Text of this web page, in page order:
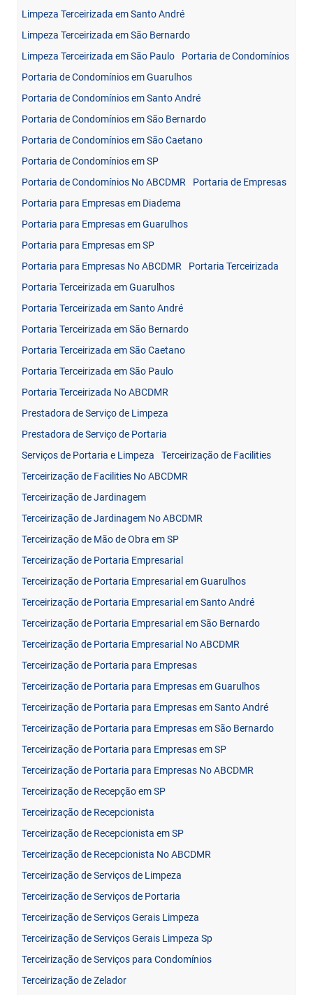
Limpeza Terceirizada em Santo André
Limpeza Terceirizada em São Bernardo
Limpeza Terceirizada em São Paulo
Portaria de Condomínios
Portaria de Condomínios em Guarulhos
Portaria de Condomínios em Santo André
Portaria de Condomínios em São Bernardo
Portaria de Condomínios em São Caetano
Portaria de Condomínios em SP
Portaria de Condomínios No ABCDMR
Portaria de Empresas
Portaria para Empresas em Diadema
Portaria para Empresas em Guarulhos
Portaria para Empresas em SP
Portaria para Empresas No ABCDMR
Portaria Terceirizada
Portaria Terceirizada em Guarulhos
Portaria Terceirizada em Santo André
Portaria Terceirizada em São Bernardo
Portaria Terceirizada em São Caetano
Portaria Terceirizada em São Paulo
Portaria Terceirizada No ABCDMR
Prestadora de Serviço de Limpeza
Prestadora de Serviço de Portaria
Serviços de Portaria e Limpeza
Terceirização de Facilities
Terceirização de Facilities No ABCDMR
Terceirização de Jardinagem
Terceirização de Jardinagem No ABCDMR
Terceirização de Mão de Obra em SP
Terceirização de Portaria Empresarial
Terceirização de Portaria Empresarial em Guarulhos
Terceirização de Portaria Empresarial em Santo André
Terceirização de Portaria Empresarial em São Bernardo
Terceirização de Portaria Empresarial No ABCDMR
Terceirização de Portaria para Empresas
Terceirização de Portaria para Empresas em Guarulhos
Terceirização de Portaria para Empresas em Santo André
Terceirização de Portaria para Empresas em São Bernardo
Terceirização de Portaria para Empresas em SP
Terceirização de Portaria para Empresas No ABCDMR
Terceirização de Recepção em SP
Terceirização de Recepcionista
Terceirização de Recepcionista em SP
Terceirização de Recepcionista No ABCDMR
Terceirização de Serviços de Limpeza
Terceirização de Serviços de Portaria
Terceirização de Serviços Gerais Limpeza
Terceirização de Serviços Gerais Limpeza Sp
Terceirização de Serviços para Condomínios
Terceirização de Zelador